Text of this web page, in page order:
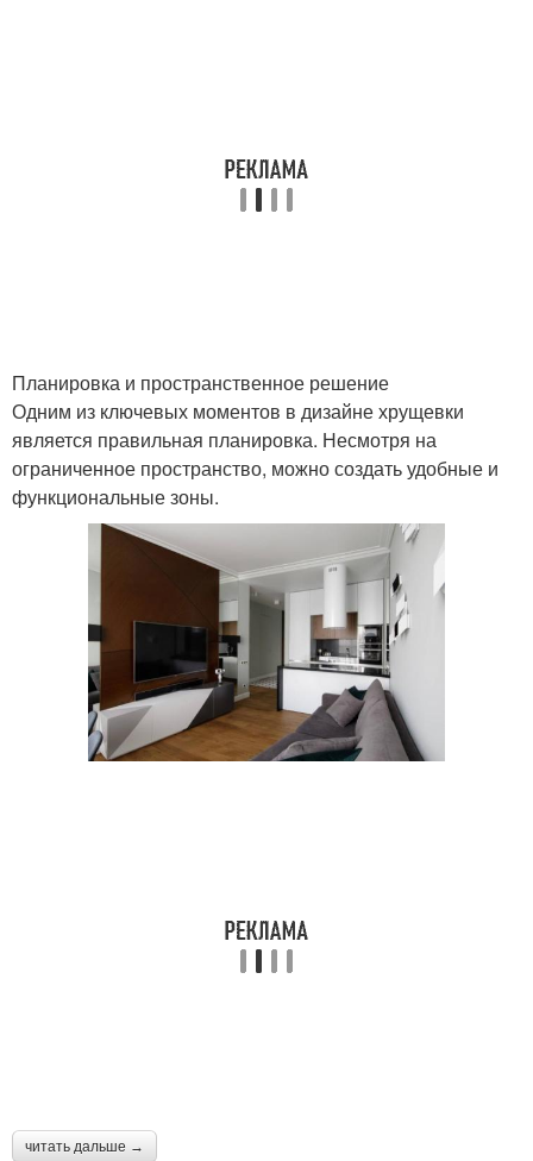
Квартиры в бежевых
3-комнатная квартира
Трехкомнатные
квартиры
Трехкомнатная
Современный стиль
Стиль в интерьере Роскошь в стиле
Планировка и пространственное решение
Одним из ключевых моментов в дизайне хрущевки
является правильная планировка. Несмотря на
ограниченное пространство, можно создать удобные и
функциональные зоны.
читать дальше →